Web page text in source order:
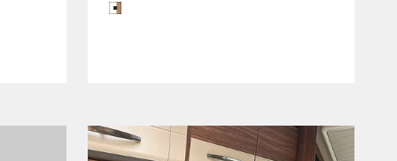
Hochglanzweiß mit Kante in Kirsche/Havanna